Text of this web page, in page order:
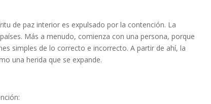
de paz interior es expulsado por la contención. La
Más a menudo, comienza con una persona, porque
simples de lo correcto e incorrecto. A partir de ahí, la
una herida que se expande.